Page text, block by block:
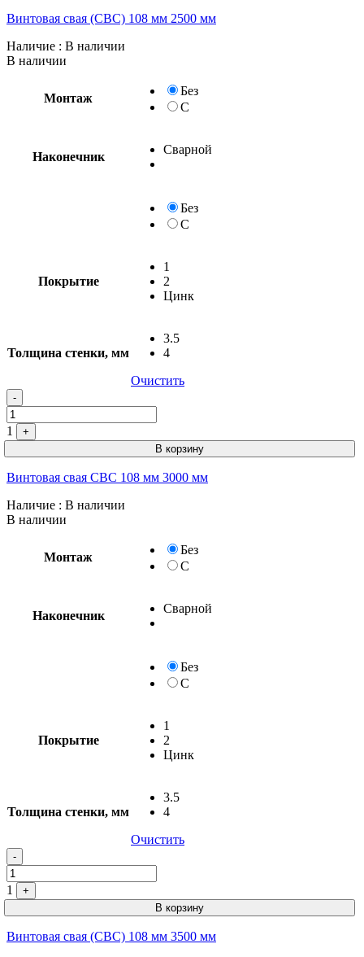
Винтовая свая (СВС) 108 мм 2500 мм
Наличие : В наличии
В наличии
Монтаж
Без
С
Наконечник
Сварной
Без
С
Покрытие
1
2
Цинк
Толщина стенки, мм
3.5
4
Очистить
-
1
+
В корзину
Винтовая свая СВС 108 мм 3000 мм
Наличие : В наличии
В наличии
Монтаж
Без
С
Наконечник
Сварной
Без
С
Покрытие
1
2
Цинк
Толщина стенки, мм
3.5
4
Очистить
-
1
+
В корзину
Винтовая свая (СВС) 108 мм 3500 мм